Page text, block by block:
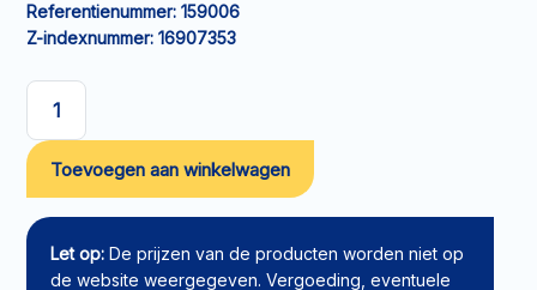
Referentienummer: 159006
Z-indexnummer: 16907353
Molicare
Bed
Eco
onderlegger
60x90cm
Toevoegen aan winkelwagen
Let op: De prijzen van de producten worden niet op
de website weergegeven. Vergoeding, eventuele